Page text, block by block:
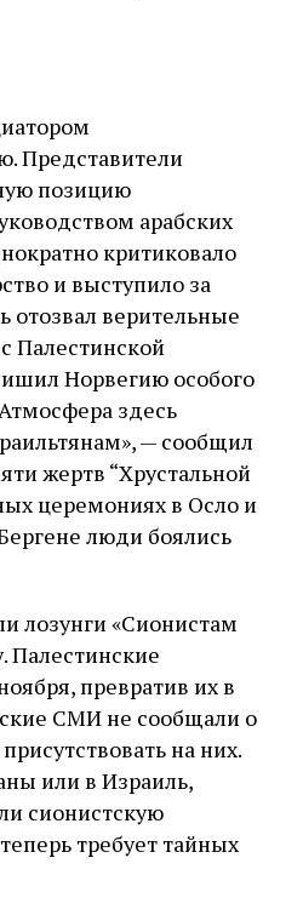
Представители
позицию
арабских
критиковало
и выступило за
отозвал верительные
Палестинской
Норвегию особого
здесь
— сообщил
жертв “Хрустальной
церемониях в Осло и
люди боялись
лозунги «Сионистам
Палестинские
превратив их в
СМИ не сообщали о
на них.
или в Израиль,
сионистскую
требует тайных